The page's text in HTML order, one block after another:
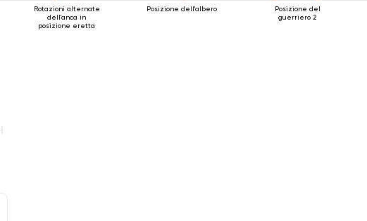
Rotazioni alternate
dell'anca in
posizione eretta
Posizione dell'albero
Posizione del
guerriero 2